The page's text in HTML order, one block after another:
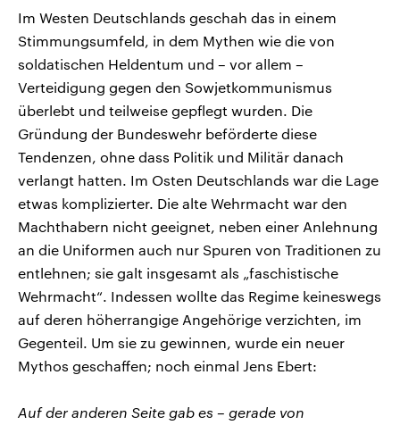
Im Westen Deutschlands geschah das in einem
Stimmungsumfeld, in dem Mythen wie die von
soldatischen Heldentum und – vor allem –
Verteidigung gegen den Sowjetkommunismus
überlebt und teilweise gepflegt wurden. Die
Gründung der Bundeswehr beförderte diese
Tendenzen, ohne dass Politik und Militär danach
verlangt hatten. Im Osten Deutschlands war die Lage
etwas komplizierter. Die alte Wehrmacht war den
Machthabern nicht geeignet, neben einer Anlehnung
an die Uniformen auch nur Spuren von Traditionen zu
entlehnen; sie galt insgesamt als „faschistische
Wehrmacht“. Indessen wollte das Regime keineswegs
auf deren höherrangige Angehörige verzichten, im
Gegenteil. Um sie zu gewinnen, wurde ein neuer
Mythos geschaffen; noch einmal Jens Ebert:
Auf der anderen Seite gab es – gerade von